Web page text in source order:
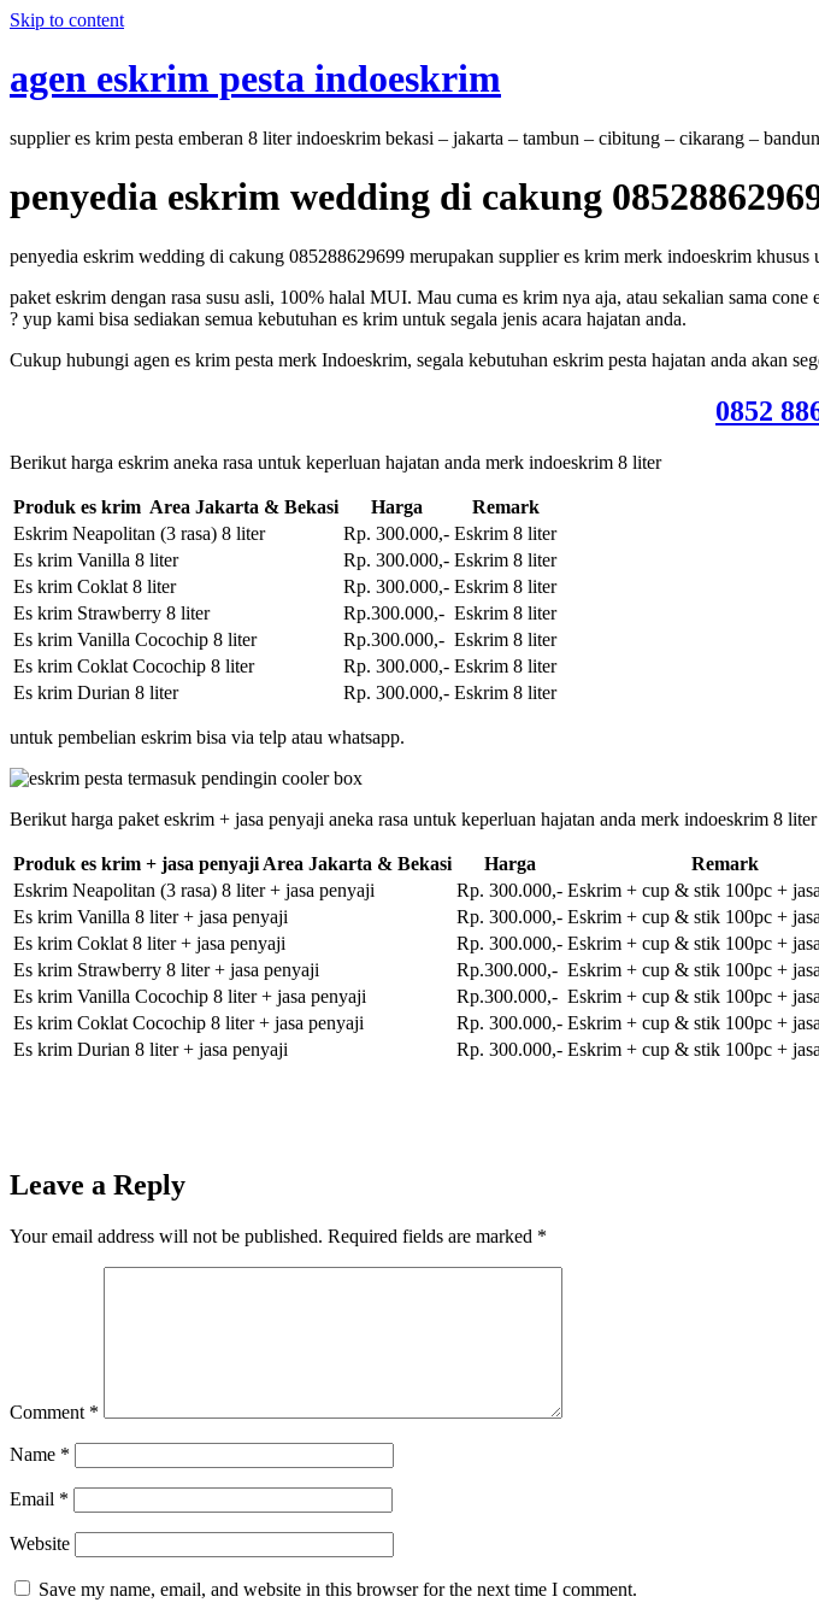
Skip to content
agen eskrim pesta indoeskrim
supplier es krim pesta emberan 8 liter indoeskrim bekasi – jakarta – tambun – cibitung – cikarang –
penyedia eskrim wedding di cakung
penyedia eskrim wedding di cakung 085288629699 merupakan supplier es krim merk indoeskrim
paket eskrim dengan rasa susu asli, 100% halal MUI. Mau cuma es krim nya aja, atau sekalian sama
? yup kami bisa sediakan semua kebutuhan es krim untuk segala jenis acara hajatan anda.
Cukup hubungi agen es krim pesta merk Indoeskrim, segala kebutuhan eskrim pesta hajatan anda akan
0852
Berikut harga eskrim aneka rasa untuk keperluan hajatan anda merk indoeskrim 8 liter
Produk es krim Area Jakarta & Bekasi Harga
Remark
Eskrim Neapolitan (3 rasa) 8 liter
Rp. 300.000,- Eskrim 8 liter
Es krim Vanilla 8 liter
Rp. 300.000,- Eskrim 8 liter
Es krim Coklat 8 liter
Rp. 300.000,- Eskrim 8 liter
Es krim Strawberry 8 liter
Rp.300.000,- Eskrim 8 liter
Es krim Vanilla Cocochip 8 liter
Rp.300.000,- Eskrim 8 liter
Es krim Coklat Cocochip 8 liter
Rp. 300.000,- Eskrim 8 liter
Es krim Durian 8 liter
Rp. 300.000,- Eskrim 8 liter
untuk pembelian eskrim bisa via telp atau whatsapp.
Berikut harga paket eskrim + jasa penyaji aneka rasa untuk keperluan hajatan anda merk indoeskrim 8 liter
Produk es krim + jasa penyaji Area Jakarta & Bekasi Harga
Remark
Eskrim Neapolitan (3 rasa) 8 liter + jasa penyaji
Rp. 300.000,- Eskrim + cup & stik 100pc +
Es krim Vanilla 8 liter + jasa penyaji
Rp. 300.000,- Eskrim + cup & stik 100pc +
Es krim Coklat 8 liter + jasa penyaji
Rp. 300.000,- Eskrim + cup & stik 100pc +
Es krim Strawberry 8 liter + jasa penyaji
Rp.300.000,- Eskrim + cup & stik 100pc +
Es krim Vanilla Cocochip 8 liter + jasa penyaji
Rp.300.000,- Eskrim + cup & stik 100pc +
Es krim Coklat Cocochip 8 liter + jasa penyaji
Rp. 300.000,- Eskrim + cup & stik 100pc +
Es krim Durian 8 liter + jasa penyaji
Rp. 300.000,- Eskrim + cup & stik 100pc +
Leave a Reply
Your email address will not be published. Required fields are marked *
Comment *
Name *
Email *
Website
Save my name, email, and website in this browser for the next time I comment.